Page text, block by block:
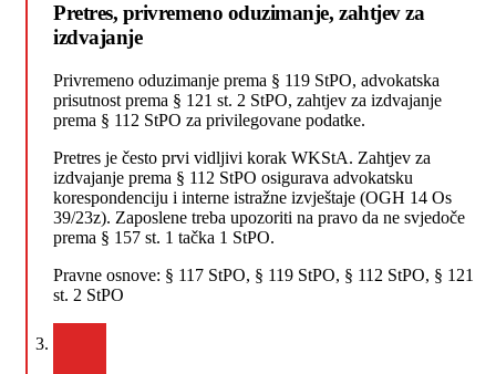
Pretres, privremeno oduzimanje, zahtjev za
izdvajanje
Privremeno oduzimanje prema § 119 StPO, advokatska
prisutnost prema § 121 st. 2 StPO, zahtjev za izdvajanje
prema § 112 StPO za privilegovane podatke.
Pretres je često prvi vidljivi korak WKStA. Zahtjev za
izdvajanje prema § 112 StPO osigurava advokatsku
korespondenciju i interne istražne izvještaje (OGH 14 Os
39/23z). Zaposlene treba upozoriti na pravo da ne svjedoče
prema § 157 st. 1 tačka 1 StPO.
Pravne osnove: § 117 StPO, § 119 StPO, § 112 StPO, § 121
st. 2 StPO